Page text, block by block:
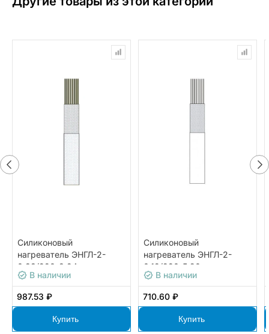
Силиконовый
нагреватель ЭНГЛ-2-
0,33/220-8,24
В наличии
987.53 ₽
Купить
Силиконовый
нагреватель ЭНГЛ-2-
0,12/220-5,90
В наличии
710.60 ₽
Купить